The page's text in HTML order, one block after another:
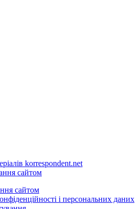
korrespondent.net
сайтом
сайтом
і персональних даних